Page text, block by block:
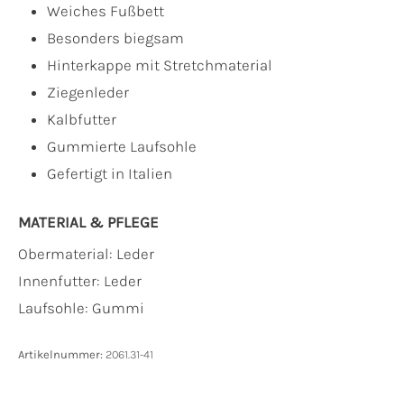
Weiches Fußbett
Besonders biegsam
Hinterkappe mit Stretchmaterial
Ziegenleder
Kalbfutter
Gummierte Laufsohle
Gefertigt in Italien
MATERIAL & PFLEGE
Obermaterial: Leder
Innenfutter: Leder
Laufsohle: Gummi
Artikelnummer: 2061.31-41